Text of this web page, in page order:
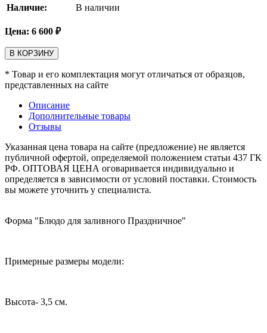
Наличие:
В наличии
Цена: 6 600 ₽
В КОРЗИНУ
* Товар и его комплектация могут отличаться от образцов,
представленных на сайте
Описание
Дополнительные товары
Отзывы
Указанная цена товара на сайте (предложение) не является
публичной офертой, определяемой положением статьи 437 ГК
РФ. ОПТОВАЯ ЦЕНА оговаривается индивидуально и
определяется в зависимости от условий поставки. Стоимость
вы можете уточнить у специалиста.
Форма "Блюдо для заливного Праздничное"
Примерные размеры модели:
Высота- 3,5 см.